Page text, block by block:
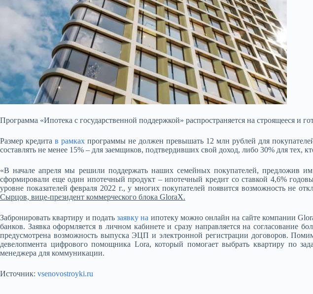
Программа «Ипотека с государственной поддержкой» распространяется на строящееся и
Размер кредита в рамках программы не должен превышать 12 млн рублей для
составлять не менее 15% – для заемщиков, подтвердивших свой доход, либо 30% для тех,
«В начале апреля мы решили поддержать наших семейных покупателей, предложив
сформировали еще один ипотечный продукт – ипотечный кредит со ставкой 4,6%
уровне показателей февраля 2022 г., у многих покупателей появится возможность не
Сырцов, вице-президент коммерческого блока GloraX.
Забронировать квартиру и подать заявку на ипотеку можно онлайн на сайте компании
банков. Заявка оформляется в личном кабинете и сразу направляется на согласование
предусмотрена возможность выпуска ЭЦП и электронной регистрации договоров.
девелопмента цифрового помощника Lora, который помогает выбрать квартиру по
менеджера для коммуникации.
Источник: vsenovostroyki.ru